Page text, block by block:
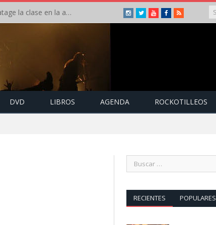
Crónica: Slaugther to Prevail pone la garra, Savatage la clase en la apertura del Leyendas del Rock – Miércoles – Agosto 2026 Instagram
TwitterYoutubeFacebook
RSS
DVD LIBROS AGENDA ROCKOTILLEOS
RECIENTES POPULARES